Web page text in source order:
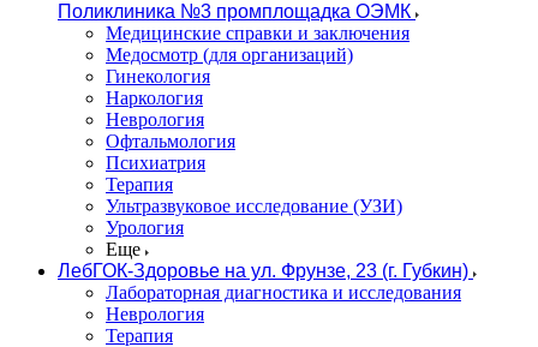
Поликлиника №3 промплощадка ОЭМК
Медицинские справки и заключения
Медосмотр (для организаций)
Гинекология
Наркология
Неврология
Офтальмология
Психиатрия
Терапия
Ультразвуковое исследование (УЗИ)
Урология
Еще
ЛебГОК-Здоровье на ул. Фрунзе, 23 (г. Губкин)
Лабораторная диагностика и исследования
Неврология
Терапия